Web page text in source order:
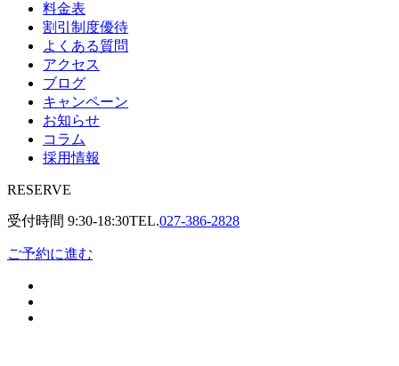
料金表
割引制度優待
よくある質問
アクセス
ブログ
キャンペーン
お知らせ
コラム
採用情報
RESERVE
受付時間 9:30-18:30TEL.027-386-2828
ご予約に進む